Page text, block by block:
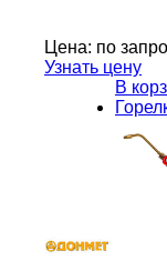
Цена: по
Узнать цену
В